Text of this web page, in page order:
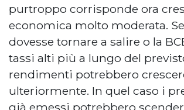
purtroppo corrisponde ora
economica molto moderata.
dovesse tornare a salire o la
tassi alti più a lungo del
rendimenti potrebbero
ulteriormente. In quel caso i
già emessi potrebbero